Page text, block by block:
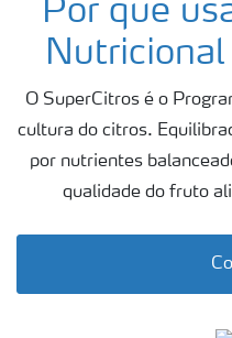
Fertilizantes
produtos
Soluções
Digitais
Momento Yara | Milho
Por que
Nutricional
O SuperCitros é o
cultura do citros.
por nutrientes
qualidade do fruto